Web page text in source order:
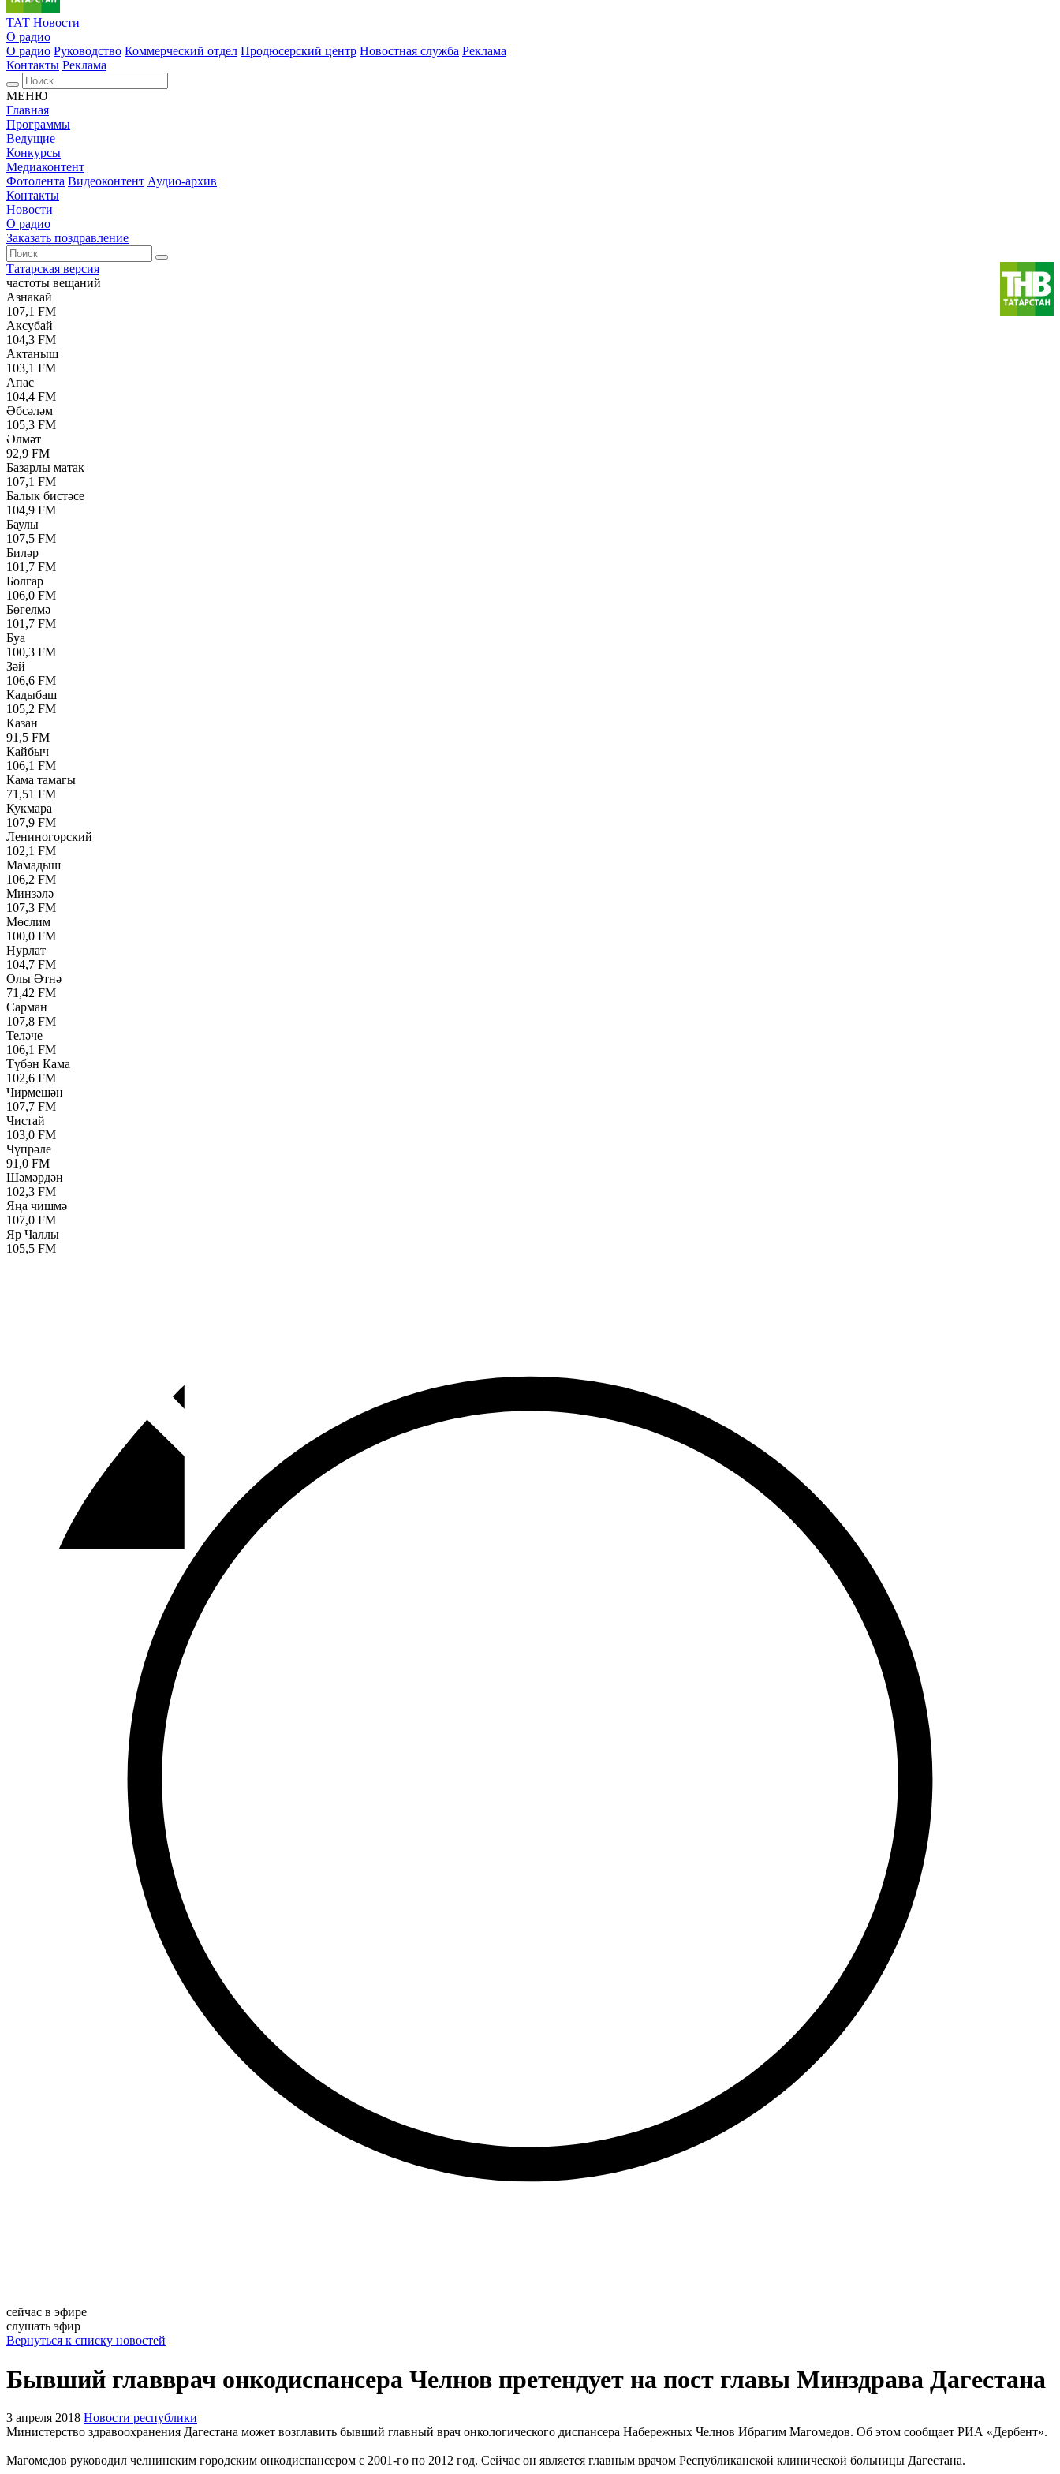
ТАТ Новости
О радио
О радио Руководство Коммерческий отдел Продюсерский центр Новостная служба Реклама
Контакты Реклама
МЕНЮ
Главная
Программы
Ведущие
Конкурсы
Медиаконтент
Фотолента Видеоконтент Аудио-архив
Контакты
Новости
О радио
Заказать поздравление
Татарская версия
частоты вещаний
Азнакай
107,1 FM
Аксубай
104,3 FM
Актаныш
103,1 FM
Апас
104,4 FM
Әбсәләм
105,3 FM
Әлмәт
92,9 FM
Базарлы матак
107,1 FM
Балык бистәсе
104,9 FM
Баулы
107,5 FM
Биләр
101,7 FM
Болгар
106,0 FM
Бөгелмә
101,7 FM
Буа
100,3 FM
Зәй
106,6 FM
Кадыбаш
105,2 FM
Казан
91,5 FM
Кайбыч
106,1 FM
Кама тамагы
71,51 FM
Кукмара
107,9 FM
Лениногорский
102,1 FM
Мамадыш
106,2 FM
Минзәлә
107,3 FM
Мөслим
100,0 FM
Нурлат
104,7 FM
Олы Әтнә
71,42 FM
Сарман
107,8 FM
Теләче
106,1 FM
Түбән Кама
102,6 FM
Чирмешән
107,7 FM
Чистай
103,0 FM
Чүпрәле
91,0 FM
Шәмәрдән
102,3 FM
Яңа чишмә
107,0 FM
Яр Чаллы
105,5 FM
сейчас в эфире
слушать эфир
Вернуться к списку новостей
Бывший главврач онкодиспансера Челнов претендует на пост главы Минздрава Дагестана
3 апреля 2018 Новости республики
Министерство здравоохранения Дагестана может возглавить бывший главный врач онкологического диспансера Набережных Челнов Ибрагим Магомедов. Об этом сообщает РИА «Дербент».
Магомедов руководил челнинским городским онкодиспансером с 2001-го по 2012 год. Сейчас он является главным врачом Республиканской клинической больницы Дагестана.